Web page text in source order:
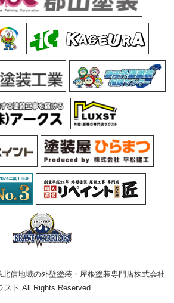
信地域の外壁塗装・屋根塗装専門店株式会社
スト.All Rights Reserved.